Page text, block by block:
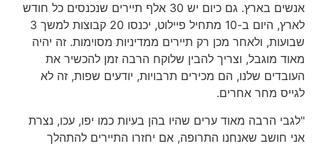
אנשים בארץ. גם כיום יש 30 אלף תיירים שנכנסים כל חודש
לארץ, היום ב-10 מתחיל פיילוט, יכנסו 20 קבוצות למשך 3
שבועות, ולאחר מכן רק תיירים ממדיניות מסוימות. זה יהיה
מאוד מוגבל, וצריך להבין שלוקח הרבה זמן להכשיר את
העובדים שלנו, הם מכירים תרבויות, יודעים שפות, זה לא
לגייס מחר אחרים.
"לגבי הרבה מאוד ערים שהיו בהן בעיות כמו יפו, עכו, נצרת
אני חושב שאנחנו התרופה, אם יחזרו התיירים להתהלך